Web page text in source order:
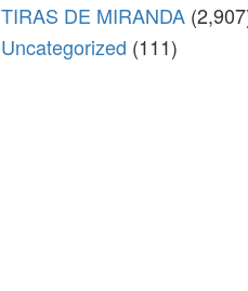
TIRAS DE MIRANDA
Uncategorized (111)